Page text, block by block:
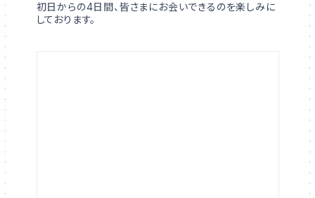
初日からの4日間、皆さまにお会いできるのを楽しみに
しております。